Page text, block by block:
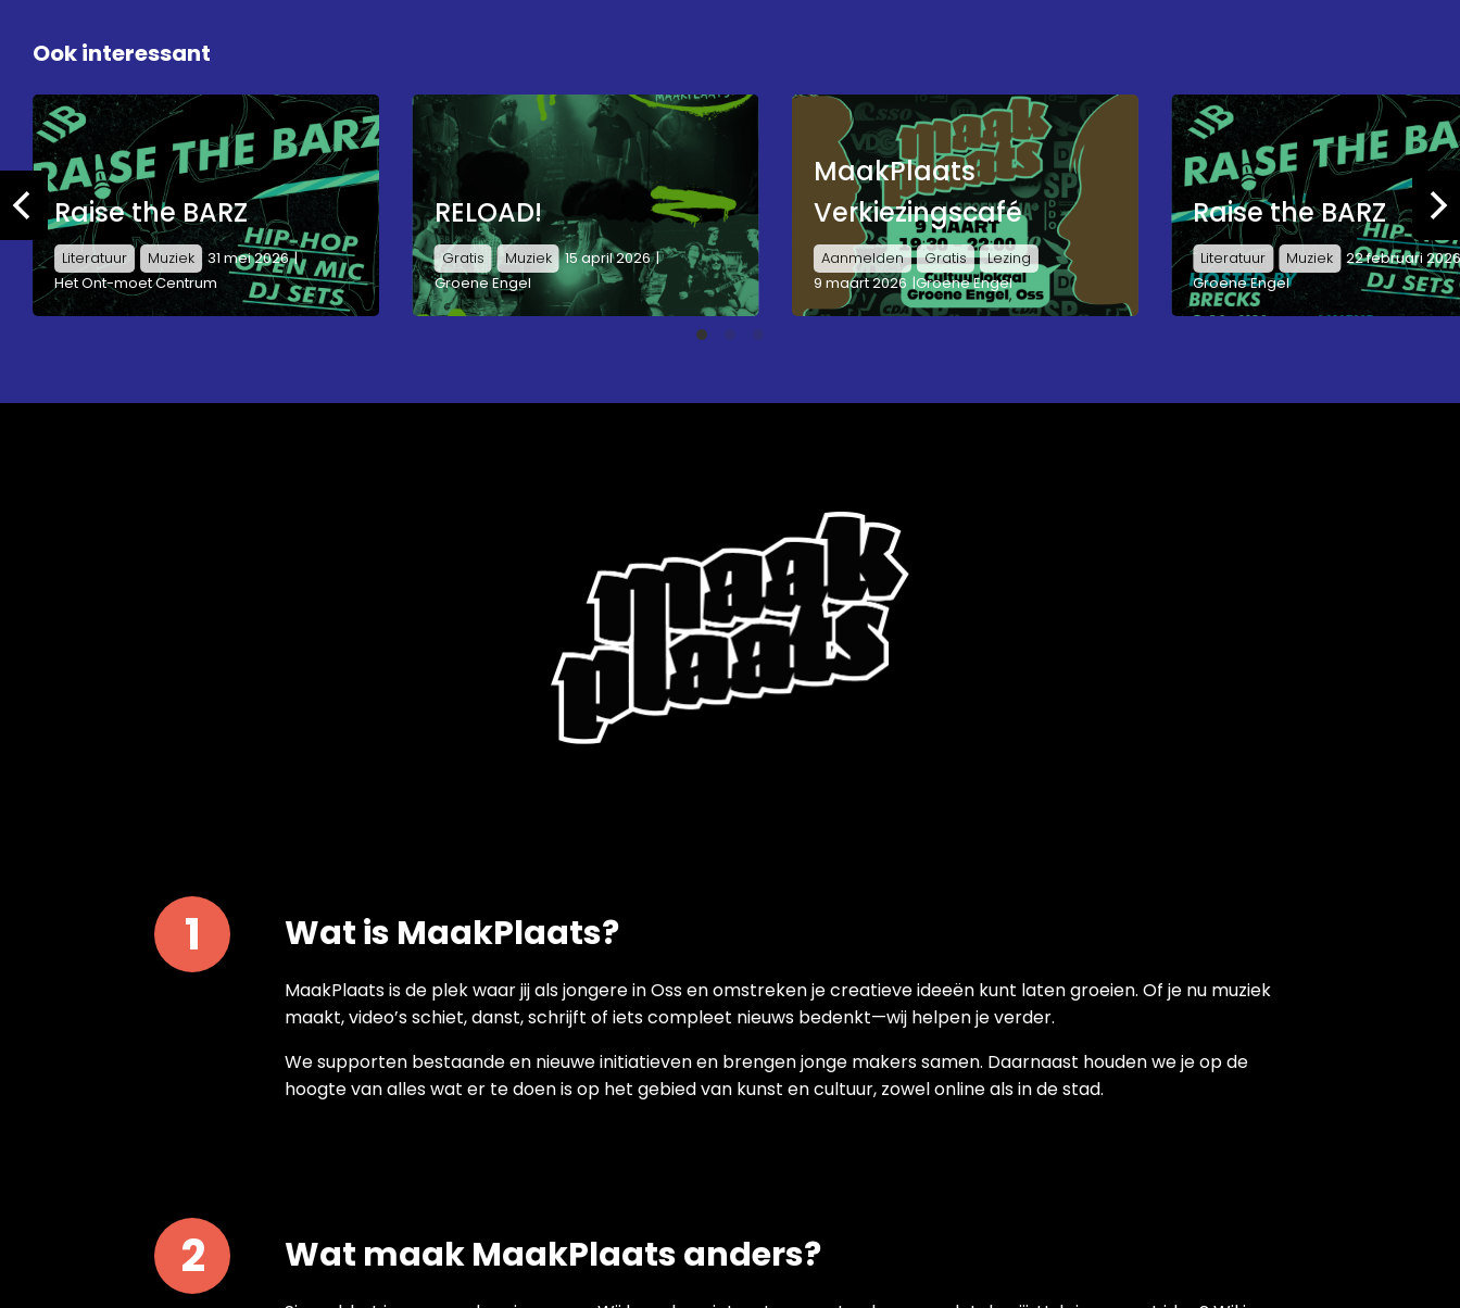
Ook interessant
Raise the BARZ
Literatuur Muziek
31 mei 2026
Het Ont-moet Centrum
RELOAD!
Gratis Muziek
15 april 2026
Groene Engel
MaakPlaats
Verkiezingscafé
Aanmelden Gratis
Lezing
9 maart 2026 Groene Engel
Raise the BARZ
Literatuur Muziek
22 februari
Groene Engel
Wat is MaakPlaats?
MaakPlaats is de plek waar jij als jongere in Oss en omstreken je creatieve ideeën kunt laten groeien. Of je nu muziek
maakt, video’s schiet, danst, schrijft of iets compleet nieuws bedenkt—wij helpen je verder.
We supporten bestaande en nieuwe initiatieven en brengen jonge makers samen. Daarnaast houden we je op de
hoogte van alles wat er te doen is op het gebied van kunst en cultuur, zowel online als in de stad.
Wat maak MaakPlaats anders?